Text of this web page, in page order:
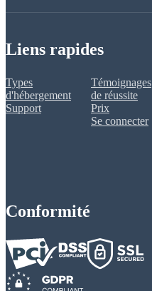
Liens rapides
Types
d'hébergement
Support
Témoignages
de réussite
Prix
Se connecter
Conformité